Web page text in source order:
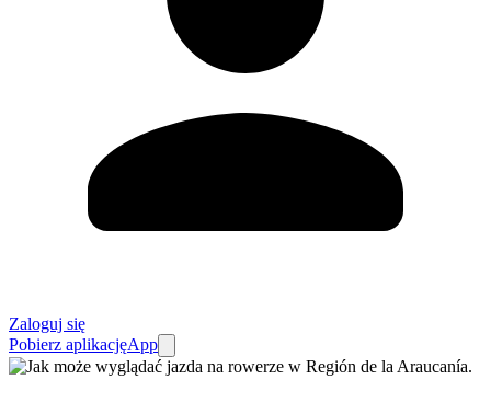
Zaloguj się
Pobierz aplikacjęApp